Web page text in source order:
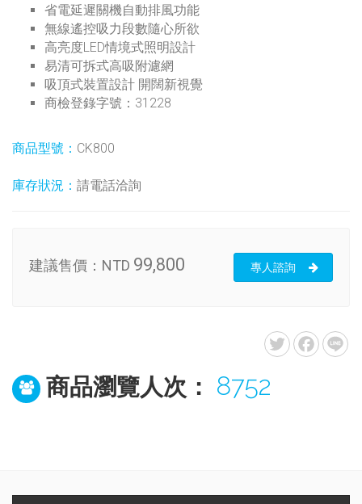
省電延遲關機自動排風功能
無線遙控吸力段數隨心所欲
高亮度LED情境式照明設計
易清可拆式高吸附濾網
吸頂式裝置設計 開闊新視覺
商檢登錄字號：31228
商品型號： CK800
庫存狀況： 請電話洽詢
建議售價： NTD 99,800 專人諮詢
商品瀏覽人次： 8752